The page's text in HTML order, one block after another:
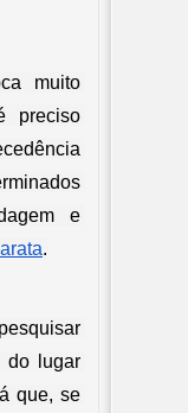
muito
preciso
.
do lugar
que, se